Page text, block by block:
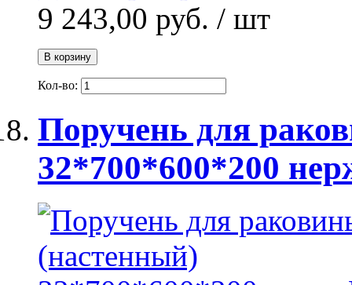
9 243,00 руб. / шт
В корзину
Кол-во:
Поручень для
32*700*600*200